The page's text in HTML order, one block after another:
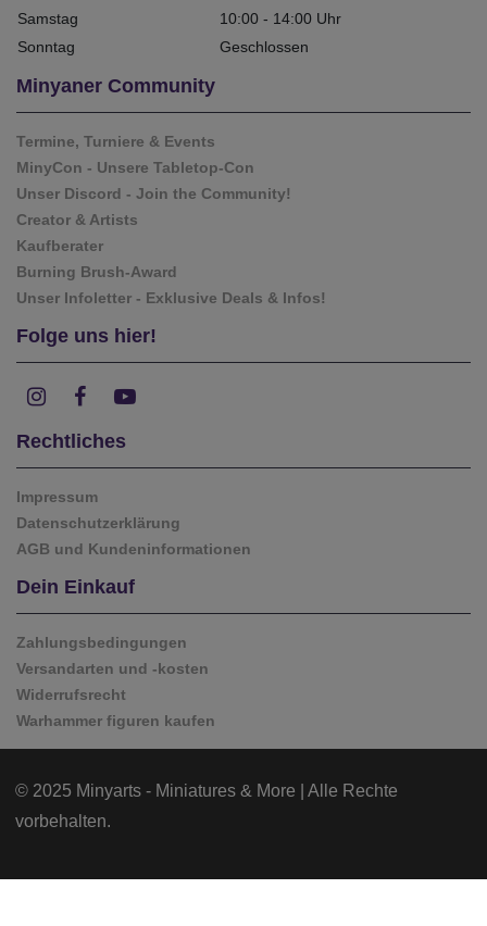
Samstag
10:00 - 14:00 Uhr
Sonntag
Geschlossen
Minyaner Community
Termine, Turniere & Events
MinyCon - Unsere Tabletop-Con
Unser Discord - Join the Community!
Creator & Artists
Kaufberater
Burning Brush-Award
Unser Infoletter - Exklusive Deals & Infos!
Folge uns hier!
Rechtliches
Impressum
Datenschutzerklärung
AGB und Kundeninformationen
Dein Einkauf
Zahlungsbedingungen
Versandarten und -kosten
Widerrufsrecht
Warhammer figuren kaufen
© 2025 Minyarts - Miniatures & More | Alle Rechte
vorbehalten.